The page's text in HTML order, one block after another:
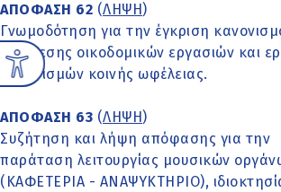
ΑΠΟΦΑΣΗ 62 (ΛΗΨΗ )
Γνωμοδότηση για την έγκριση
εκτέλεσης οικοδομικών εργασιών και
οργανισμών κοινής ωφέλειας.
ΑΠΟΦΑΣΗ 63 (ΛΗΨΗ )
Συζήτηση και λήψη απόφασης για την
παράταση λειτουργίας μουσικών
(ΚΑΦΕΤΕΡΙΑ - ΑΝΑΨΥΚΤΗΡΙΟ),